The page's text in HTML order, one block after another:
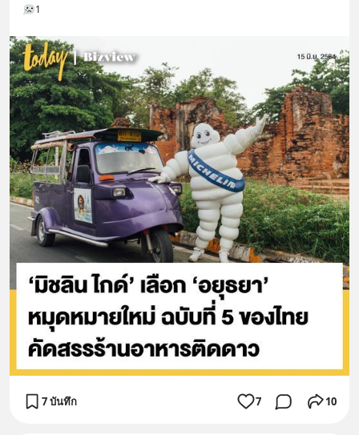
1
7 บันทึก 7 10